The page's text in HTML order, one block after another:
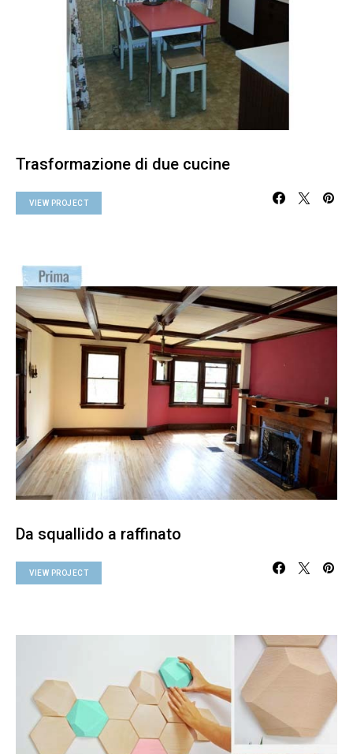
Trasformazione di due cucine
VIEW PROJECT
Da squallido a raffinato
VIEW PROJECT